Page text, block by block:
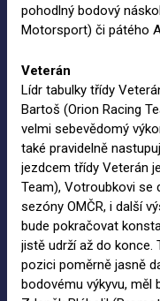
pohodlný bodový
Motorsport) či pátého
Veterán
Lídr tabulky třídy
Bartoš (Orion Racing
velmi sebevědomý
také pravidelně
jezdcem třídy Veterán
Team), Votroubkovi se
sezóny OMČR, i další
bude pokračovat
jistě udrží až do konce.
pozici poměrně jasně
bodovému výkyvu, měl